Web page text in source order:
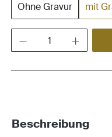
Ohne Gravur mit
Beschreibung